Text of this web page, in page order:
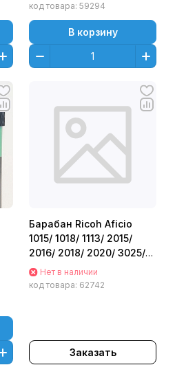
картриджей
код товара: 59294
В корзину
Барабан Ricoh Aficio
1015/ 1018/ 1113/ 2015/
2016/ 2018/ 2020/ 3025/
3030/ MP 1500/ 1600/
1900/ 2000/ 2352 Golden
Нет в наличии
код товара: 62742
Заказать